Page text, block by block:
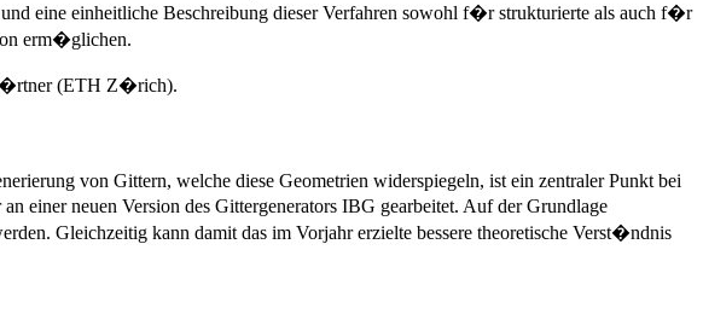
eine einheitliche Beschreibung dieser Verfahren sowohl f�r strukturierte als auch f�r
erm�glichen.
(ETH Z�rich).
von Gittern, welche diese Geometrien widerspiegeln, ist ein zentraler Punkt bei
neuen Version des Gittergenerators IBG gearbeitet. Auf der Grundlage
Gleichzeitig kann damit das im Vorjahr erzielte bessere theoretische Verst�ndnis